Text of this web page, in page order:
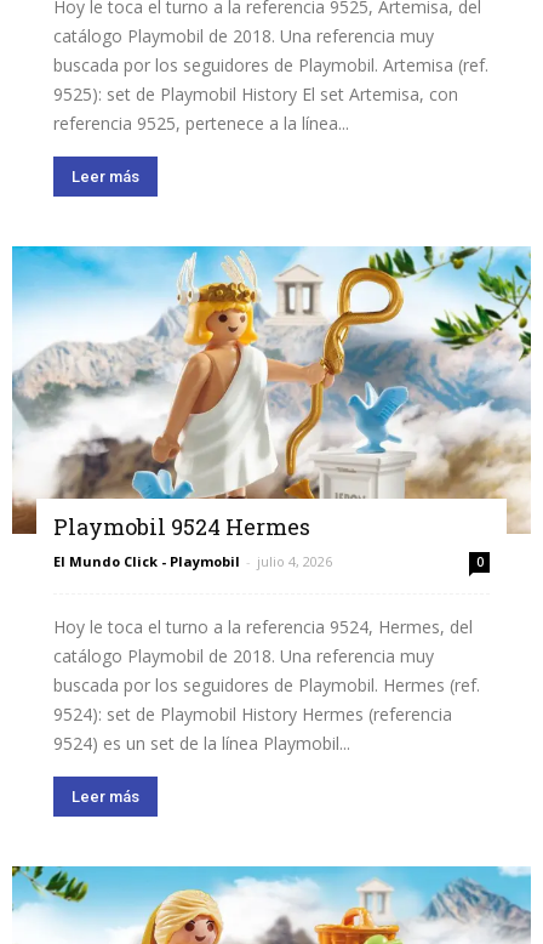
Hoy le toca el turno a la referencia 9525, Artemisa, del
catálogo Playmobil de 2018. Una referencia muy
buscada por los seguidores de Playmobil. Artemisa (ref.
9525): set de Playmobil History El set Artemisa, con
referencia 9525, pertenece a la línea...
Leer más
Playmobil 9524 Hermes
El Mundo Click - Playmobil - julio 4, 2026 0
Hoy le toca el turno a la referencia 9524, Hermes, del
catálogo Playmobil de 2018. Una referencia muy
buscada por los seguidores de Playmobil. Hermes (ref.
9524): set de Playmobil History Hermes (referencia
9524) es un set de la línea Playmobil...
Leer más